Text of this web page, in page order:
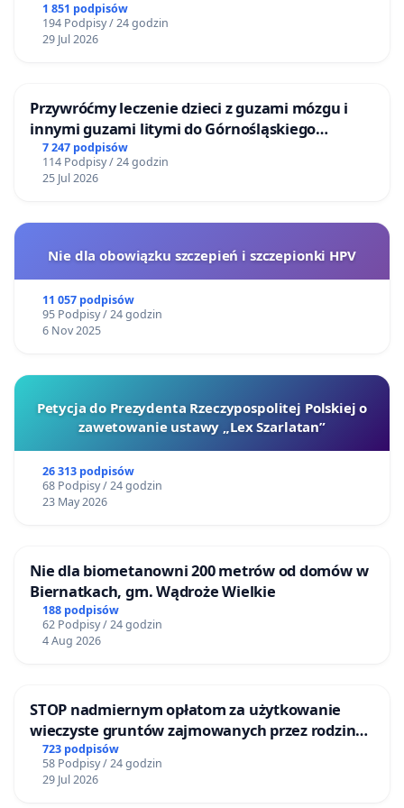
beneficjentów wsparcia społecznego, jak i ich
wszystkich Podopiecznych.
duchem obowiązujących praw. Nie wymaga
nowelizacji żadnych ustaw ani nakładów na
dodatkową infrastrukturę tylko
decyzji wykonawczych
wolontariat.
Beata Krupianik; Fundacja "KARUNA - Ludzie dla
Zwierząt", ul. Chodecka 14/13, 03-350 Warszawa;
Magdalena Panfic, ul. Barska 7/9 m. 129, 02-315
Dorota Sumińska, ul Spokojna 18, 05-152 Cybulice
Anna Taigner, ul. Fredry 19, 22-400 Zamość;
Anna Zajączkowska, Baraniec 9, 06-456 Ojrzeń;
Małgorzata Kaminska, 608 Cedar Lk. Rd Cedar Lake,
1 851 podpisów
194 Podpisy / 24 godzin
29 Jul 2026
Przywróćmy leczenie dzieci z guzami mózgu i
innymi guzami litymi do Górnośląskiego
Centrum Zdrowia Dziecka w Katowicach
7 247 podpisów
114 Podpisy / 24 godzin
25 Jul 2026
Nie dla obowiązku szczepień i szczepionki HPV
11 057 podpisów
95 Podpisy / 24 godzin
6 Nov 2025
Petycja do Prezydenta Rzeczypospolitej Polskiej o
zawetowanie ustawy „Lex Szarlatan”
26 313 podpisów
68 Podpisy / 24 godzin
23 May 2026
Nie dla biometanowni 200 metrów od domów w
Biernatkach, gm. Wądroże Wielkie
188 podpisów
62 Podpisy / 24 godzin
4 Aug 2026
STOP nadmiernym opłatom za użytkowanie
wieczyste gruntów zajmowanych przez rodzinne
ogrody działkowe.
723 podpisów
58 Podpisy / 24 godzin
29 Jul 2026